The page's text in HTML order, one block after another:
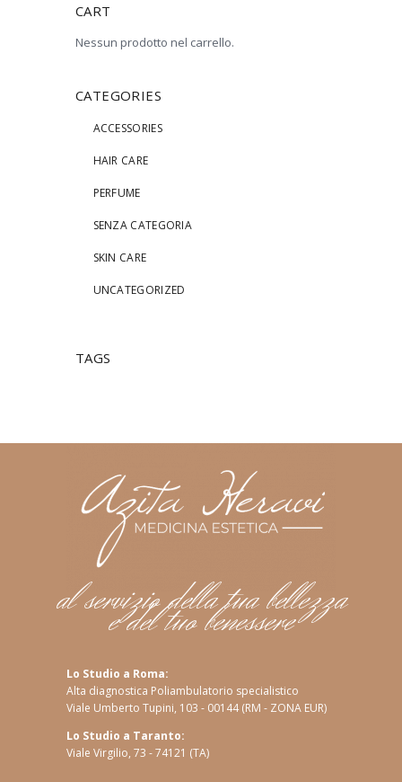
CART
Nessun prodotto nel carrello.
CATEGORIES
ACCESSORIES
HAIR CARE
PERFUME
SENZA CATEGORIA
SKIN CARE
UNCATEGORIZED
TAGS
al servizio della tua bellezza
e del tuo benessere
Lo Studio a Roma:
Alta diagnostica Poliambulatorio specialistico
Viale Umberto Tupini, 103 - 00144 (RM - ZONA EUR)
Lo Studio a Taranto:
Viale Virgilio, 73 - 74121 (TA)